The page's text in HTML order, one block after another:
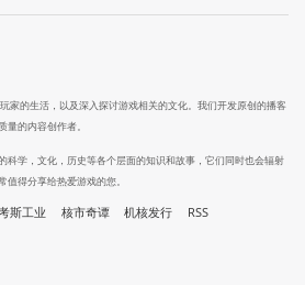
家的生活，以及深入探讨游戏相关的文化。我们开发原创的播客
的内容创作者。
科学，文化，历史等各个层面的知识和故事，它们同时也会辐射
得分享给热爱游戏的您。
斯工业 核市奇谭 机核发行 RSS